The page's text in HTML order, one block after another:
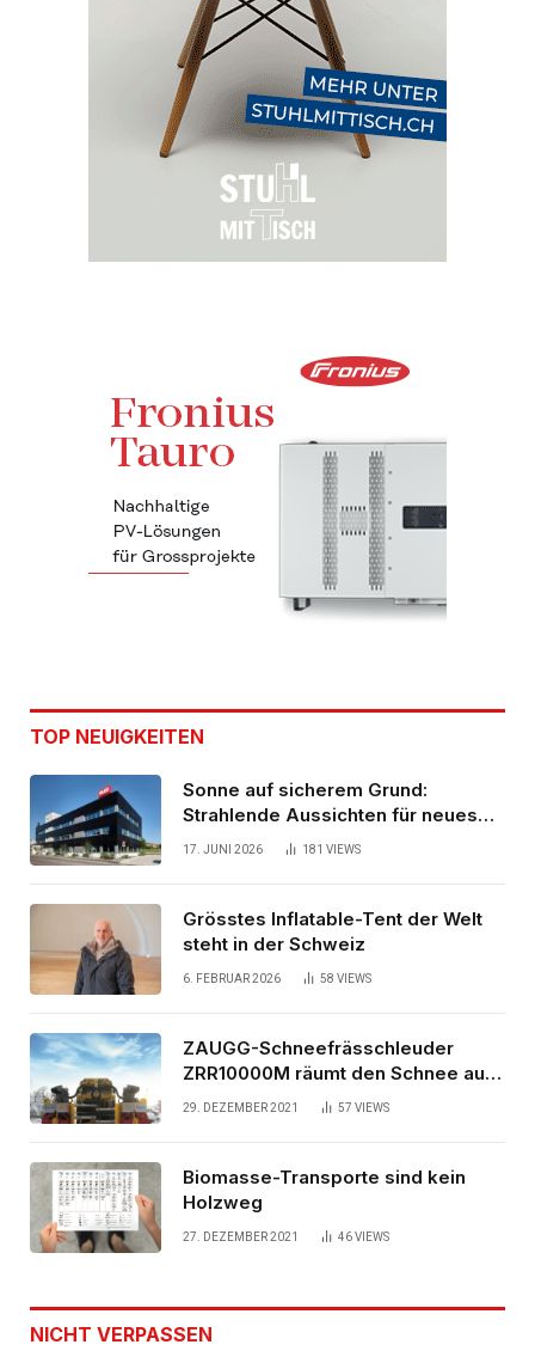
TOP NEUIGKEITEN
Sonne auf sicherem Grund:
Strahlende Aussichten für neues
Bürogebäude
17. JUNI 2026 181 VIEWS
Grösstes Inflatable-Tent der Welt
steht in der Schweiz
6. FEBRUAR 2026 58 VIEWS
ZAUGG-Schneefrässchleuder
ZRR10000M räumt den Schnee auf
schwedischen Gleisen
29. DEZEMBER 2021 57 VIEWS
Biomasse-Transporte sind kein
Holzweg
27. DEZEMBER 2021 46VIEWS
NICHT VERPASSEN